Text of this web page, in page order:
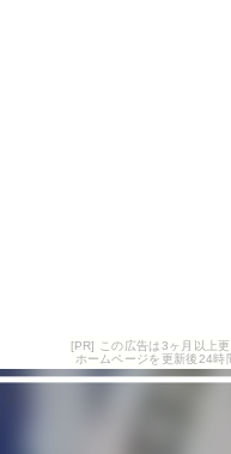
[PR] この広告は3ヶ月以上
ホームページを更新後24時